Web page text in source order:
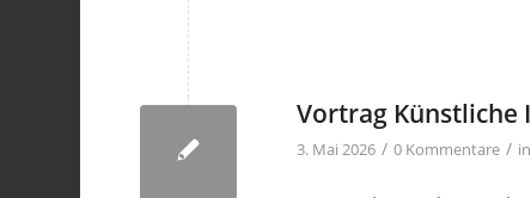
Vortrag Künstliche
3. Mai 2026 / 0 Kommentare /